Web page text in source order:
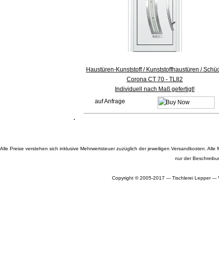
Haustüren-Kunststoff / Kunststoffhaustüren /
Corona CT 70 - TL82
Individuell nach Maß gefertigt!
auf Anfrage
Alle Preise verstehen sich inklusive Mehrwertsteuer zuzüglich der jeweiligen Versandkosten.
nur der
Copyright © 2005-2017 --- Tischlerei Lepper